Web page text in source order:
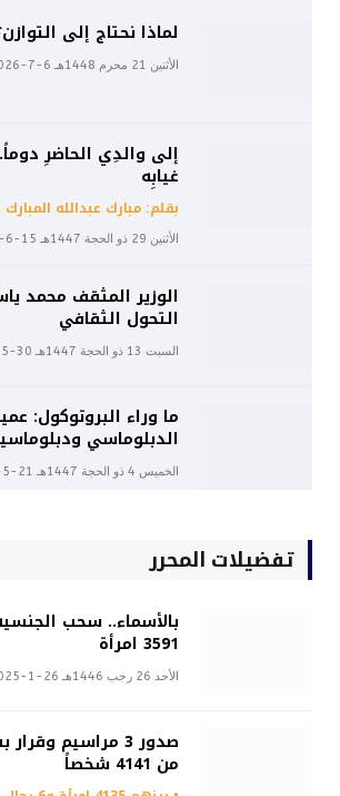
لماذا نحتاج إلى
الأثنين 21 محرم 1448هـ 6-7-2026م
إلى والدِي الحاضرِ
غيابِه
بقلم: مبارك عبدالله المبارك
الأثنين 29 ذو الحجة 1447هـ 15-6-2026م
الوزير المثقف محمد
التحول الثقافي
السبت 13 ذو الحجة 1447هـ 30-5-2026م
ما وراء البروتوكول:
الدبلوماسي
الخميس 4 ذو الحجة 1447هـ 21-5-2026م
تفضيلات المحرر
بالأسماء.. سحب
3591 امرأة
الأحد 26 رجب 1446هـ 26-1-2025م
صدور 3 مراسيم
من 4141 شخصاً